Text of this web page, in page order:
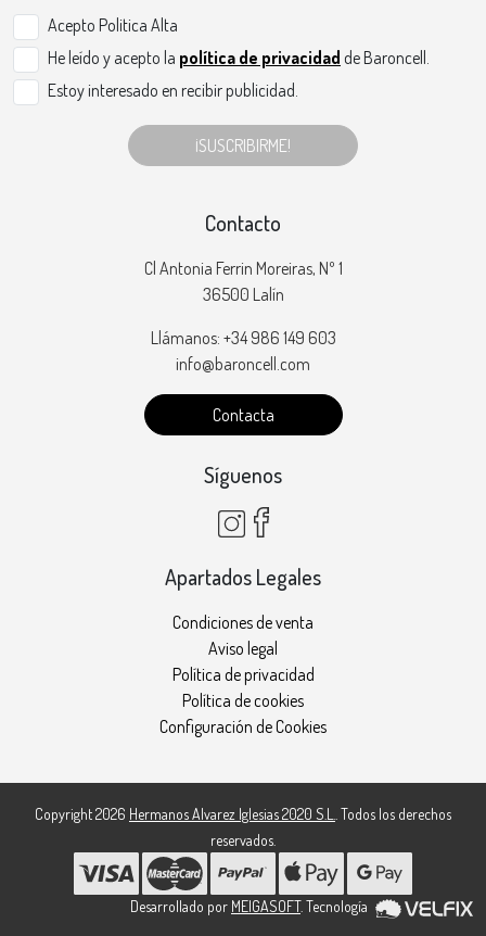
Acepto Politica Alta
He leído y acepto la política de privacidad de Baroncell.
Estoy interesado en recibir publicidad.
¡SUSCRIBIRME!
Contacto
Cl Antonia Ferrin Moreiras, Nº 1
36500 Lalín
Llámanos: +34 986 149 603
info@baroncell.com
Contacta
Síguenos
Apartados Legales
Condiciones de venta
Aviso legal
Política de privacidad
Política de cookies
Configuración de Cookies
Copyright 2026 Hermanos Alvarez Iglesias 2020 S.L.. Todos los derechos
reservados.
Desarrollado por MEIGASOFT. Tecnología